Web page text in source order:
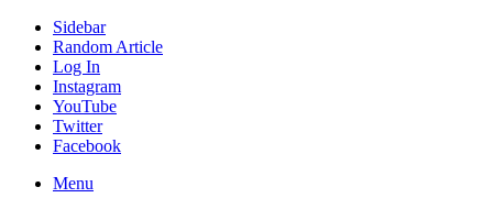
Sidebar
Random Article
Log In
Instagram
YouTube
Twitter
Facebook
Menu